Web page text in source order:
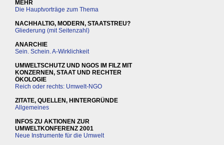
MEHR
Die Hauptvorträge zum Thema
NACHHALTIG, MODERN, STAATSTREU?
Gliederung (mit Seitenzahl)
ANARCHIE
Sein. Schein. A-Wirklichkeit
UMWELTSCHUTZ UND NGOS IM FILZ MIT
KONZERNEN, STAAT UND RECHTER
ÖKOLOGIE
Reich oder rechts: Umwelt-NGO
ZITATE, QUELLEN, HINTERGRÜNDE
Allgemeines
INFOS ZU AKTIONEN ZUR
UMWELTKONFERENZ 2001
Neue Instrumente für die Umwelt